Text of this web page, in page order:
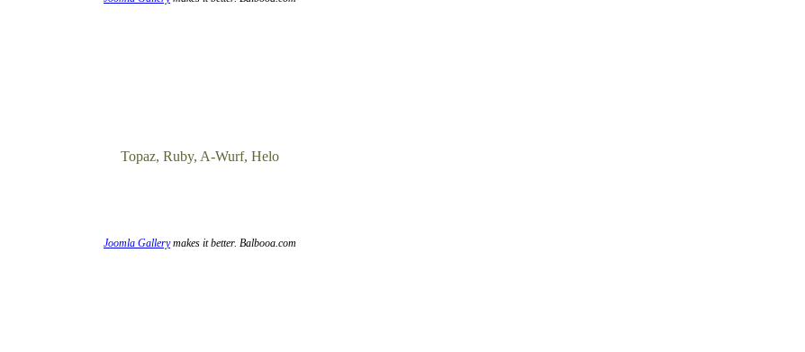
Topaz, Ruby, A-Wurf, Helo
Joomla Gallerymakes it better. Balbooa.com